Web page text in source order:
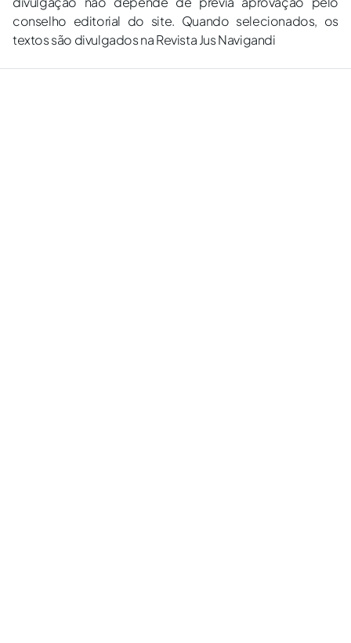
conselho editorial do site. Quando selecionados, os
textos são divulgados na Revista Jus Navigandi